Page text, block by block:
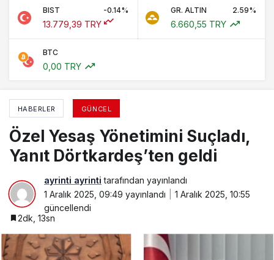
BIST -0.14%
13.779,39 TRY
GR. ALTIN 2.59%
6.660,55 TRY
BTC
0,00 TRY
HABERLER GÜNCEL
Özel Yesaş Yönetimini Suçladı,
Yanıt Dörtkardeş’ten geldi
ayrinti ayrinti tarafından yayınlandı
1 Aralık 2025, 09:49 yayınlandı
1 Aralık 2025, 10:55
güncellendi
2dk, 13sn